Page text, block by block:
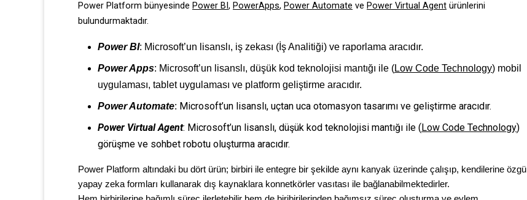
Power Platform bünyesinde Power BI , PowerApps, Power Automate ve Power Virtual Agent ürünlerini
bulundurmaktadır.
Power BI: Microsoft’un lisanslı, iş zekası (İş Analitiği) ve raporlama aracıdır.
Power Apps: Microsoft’un lisanslı, düşük kod teknolojisi mantığı ile (Low Code Technology) mobil
uygulaması, tablet uygulaması ve platform geliştirme aracıdır.
Power Automate: Microsoft’un lisanslı, uçtan uca otomasyon tasarımı ve geliştirme aracıdır.
Power Virtual Agent: Microsoft’un lisanslı, düşük kod teknolojisi mantığı ile ( Low Code Technology)
görüşme ve sohbet robotu oluşturma aracıdır.
Power Platform altındaki bu dört ürün; birbiri ile entegre bir şekilde aynı kanyak üzerinde çalışıp, kendilerine özgü
yapay zeka formları kullanarak dış kaynaklara konnetkörler vasıtası ile bağlanabilmektedirler.